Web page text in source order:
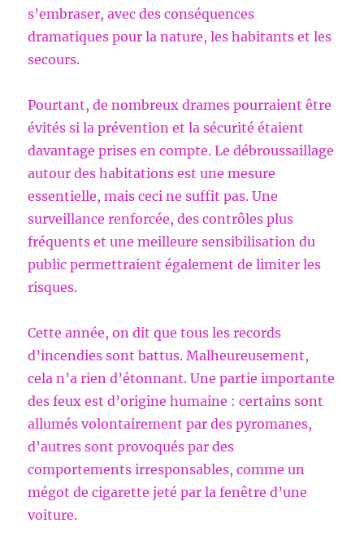
s’embraser, avec des conséquences
dramatiques pour la nature, les habitants et les
secours.
Pourtant, de nombreux drames pourraient être
évités si la prévention et la sécurité étaient
davantage prises en compte. Le débroussaillage
autour des habitations est une mesure
essentielle, mais ceci ne suffit pas. Une
surveillance renforcée, des contrôles plus
fréquents et une meilleure sensibilisation du
public permettraient également de limiter les
risques.
Cette année, on dit que tous les records
d’incendies sont battus. Malheureusement,
cela n’a rien d’étonnant. Une partie importante
des feux est d’origine humaine : certains sont
allumés volontairement par des pyromanes,
d’autres sont provoqués par des
comportements irresponsables, comme un
mégot de cigarette jeté par la fenêtre d’une
voiture.